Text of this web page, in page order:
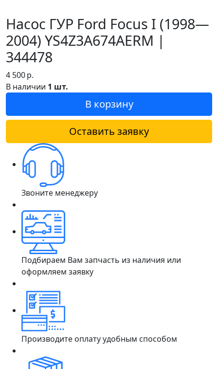
Насос ГУР Ford Focus I (1998—
2004) YS4Z3A674AERM |
344478
4 500р.
В наличии 1 шт.
В корзину
Оставить заявку
Звоните менеджеру
Подбираем Вам запчасть из наличия или
оформляем заявку
Производите оплату удобным способом